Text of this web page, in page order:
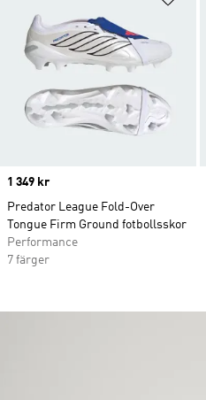
Price
1 349 kr
Predator League Fold-Over
Tongue Firm Ground fotbollsskor
Performance
7 färger